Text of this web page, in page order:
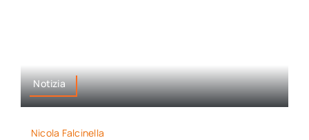
Notizia
Nicola Falcinella